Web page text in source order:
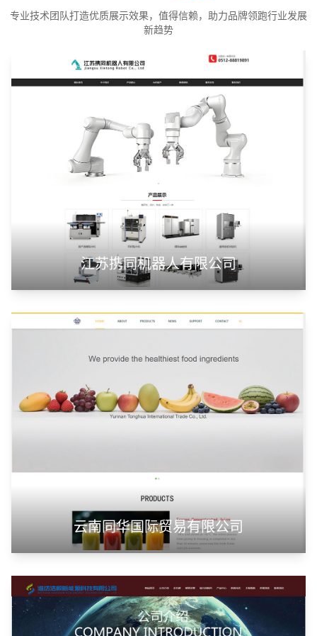
专业技术团队打造优质展示效果，值得信赖，助力品牌领跑行业发展
新趋势
江苏携同机器人有限公司
云南同华国际贸易有限公司